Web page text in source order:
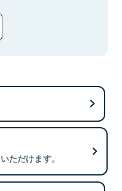
ただけます。